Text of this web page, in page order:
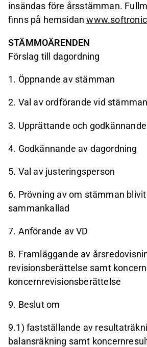
insändas före årsstämman.
finns på hemsidan
STÄMMOÄRENDEN
Förslag till dagordning
1. Öppnande av stämman
2. Val av ordförande vid stämman
3. Upprättande och
4. Godkännande av dagordning
5. Val av justeringsperson
6. Prövning av om stämman
sammankallad
7. Anförande av VD
8. Framläggande av
revisionsberättelse samt
koncernrevisionsberättelse
9. Beslut om
9.1) fastställande av
balansräkning samt